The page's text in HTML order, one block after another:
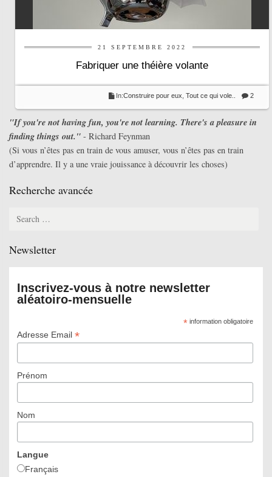
21 SEPTEMBRE 2022
Fabriquer une théière volante
2
In:Construire pour eux, Tout ce qui vole..
"If you're not having fun, you're not learning. There's a pleasure in
finding things out." - Richard Feynman
(Si vous n’êtes pas en train de vous amuser, vous n’êtes pas en train
d’apprendre. Il y a une vraie jouissance à découvrir les choses)
Recherche avancée
Newsletter
Inscrivez-vous à notre newsletter
aléatoiro-mensuelle
*information obligatoire
Adresse Email *
Prénom
Nom
Langue
Français